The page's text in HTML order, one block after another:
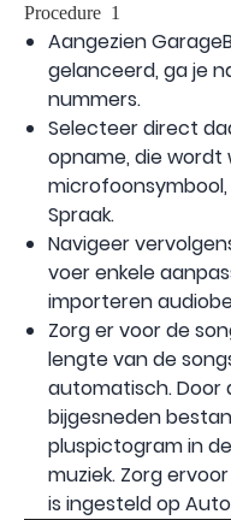
Procedure 1
Aangezien
gelanceerd, ga je
nummers.
Selecteer direct
opname, die
Spraak.
Navigeer
voer enkele
importeren
Zorg er voor de
lengte van de
automatisch. Door
bijgesneden
pluspictogram in
muziek. Zorg
is ingesteld op